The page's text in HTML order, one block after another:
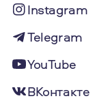
Instagram
Telegram
YouTube
ВКонтакте